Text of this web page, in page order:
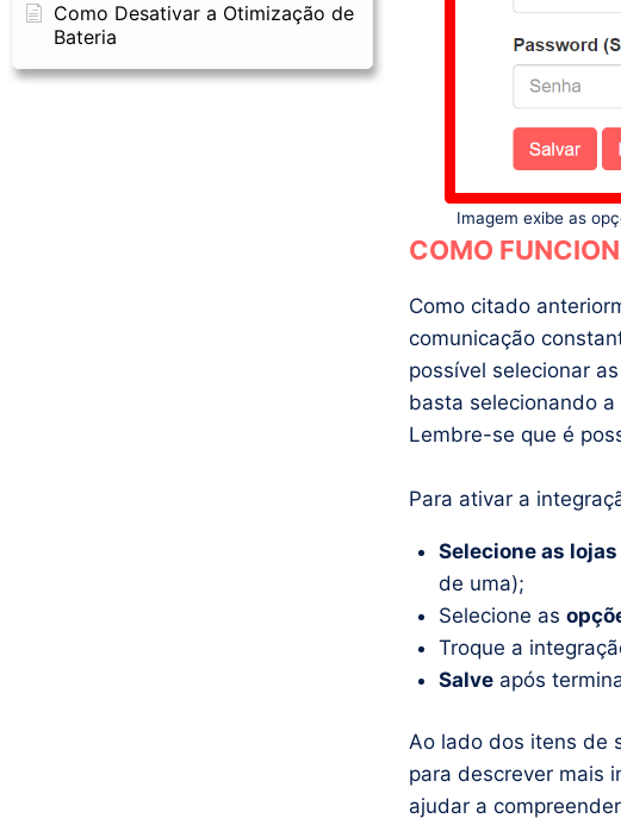
Como Desativar a Otimização de
Bateria
Imagem exibe as
COMO
Como citado
comunicação
possível selecionar
basta selecionando
Lembre-se que é
Para ativar a
Selecione as lojas
de uma);
Selecione as
Troque a
Salve após
Ao lado dos itens de
para descrever mais
ajudar a